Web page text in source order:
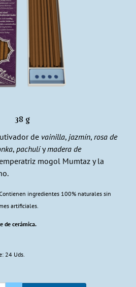
38 g
de vainilla, jazmín, rosa de
, pachulíymadera de
mogol Mumtaz y la
ingredientes 100% naturales sin
artificiales.
de cerámica.
24 Uds.